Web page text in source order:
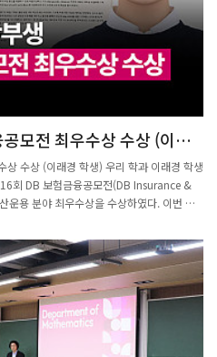
이 프로젝트에 함께하고 있다. 이번이 네
나의 두 번째 수학적 고향처럼 느끼기 시
교수진·시설·행정 지원에 깊은 인상을 받
갈 성과와 포스텍-Duke University 간 학문
모전 최우수상 수상 (이래
수상 (이래경 학생) 우리 학과 이래경 학생
회 DB 보험금융공모전(DB Insurance &
용 분야 최우수상을 수상하였다. 이번 수
험이 주최·후원하는 공모전으로, 보험·은
고 실용적인 금융 연구를 발굴하고자 마련
전은 국내 대학(원)생을 대상으로 하며, 수
로벌 금융탐방의 특전이 주어진다.이래경
스트레스 테스트: 미 채권 포트폴리오의 꼬
손실을 유발할 수 있는 거시경제 조건을
스트레스 테스트가 금리 상승이나 경기침체